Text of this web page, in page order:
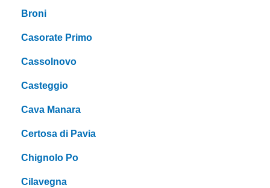
Broni
Casorate Primo
Cassolnovo
Casteggio
Cava Manara
Certosa di Pavia
Chignolo Po
Cilavegna